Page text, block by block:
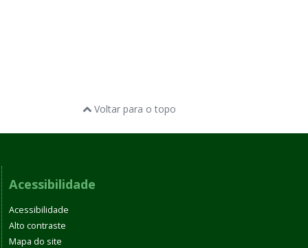
Voltar para o topo
Acessibilidade
Acessibilidade
Alto contraste
Mapa do site